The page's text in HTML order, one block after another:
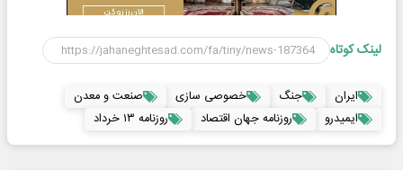
لینک کوتاه
ایران جنگ خصوصی سازی
صنعت و معدن
ایمیدرو
روزنامه جهان اقتصاد روزنامه ۱۳ خرداد